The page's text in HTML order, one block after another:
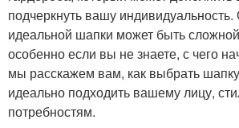
подчеркнуть вашу
идеальной шапки может быть
особенно если вы не знаете, с чего
мы расскажем вам, как выбрать
идеально подходить вашему лицу,
потребностям.